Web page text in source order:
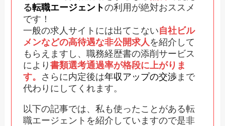
る転職エージェントの利用が絶対おススメ
です！
一般の求人サイトには出てこない自社ビル
メンなどの高待遇な非公開求人を紹介して
もらえますし、職務経歴書の添削サービス
により 書類選考通過率が格段に上がりま
す。
さらに内定後は年収アップの交渉まで
代わりにしてくれます。
以下の記事では、私も使ったことがある転
職エージェントを紹介していますので是非